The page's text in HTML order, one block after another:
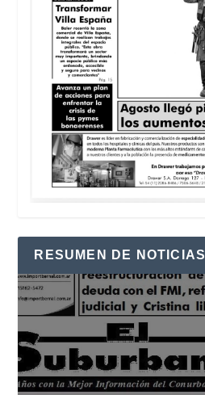
RESUMEN DE NOTICIAS
Reproductor
de
vídeo